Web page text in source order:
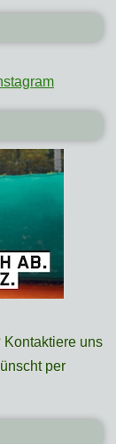
Kontaktiere uns
per